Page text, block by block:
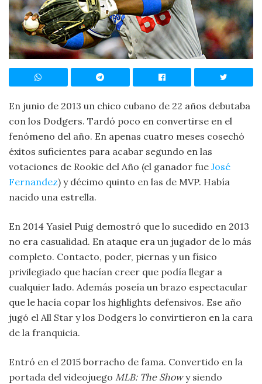
En junio de 2013 un chico cubano de 22 años debutaba
con los Dodgers. Tardó poco en convertirse en el
fenómeno del año. En apenas cuatro meses cosechó
éxitos suficientes para acabar segundo en las
votaciones de Rookie del Año (el ganador fue José
Fernandez) y décimo quinto en las de MVP. Había
nacido una estrella.
En 2014 Yasiel Puig demostró que lo sucedido en 2013
no era casualidad. En ataque era un jugador de lo más
completo. Contacto, poder, piernas y un físico
privilegiado que hacían creer que podía llegar a
cualquier lado. Además poseía un brazo espectacular
que le hacía copar los highlights defensivos. Ese año
jugó el All Star y los Dodgers lo convirtieron en la cara
de la franquicia.
Entró en el 2015 borracho de fama. Convertido en la
portada del videojuego MLB: The Showy siendo